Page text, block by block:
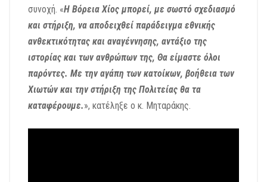
συνοχή. «Η Βόρεια Χίος μπορεί, με σωστό σχεδιασμό
και στήριξη, να αποδειχθεί παράδειγμα εθνικής
ανθεκτικότητας και αναγέννησης, αντάξιο της
ιστορίας και των ανθρώπων της, Θα είμαστε όλοι
παρόντες. Με την αγάπη των κατοίκων, βοήθεια των
Χιωτών και την στήριξη της Πολιτείας θα τα
καταφέρουμε.», κατέληξε ο κ. Μηταράκης.